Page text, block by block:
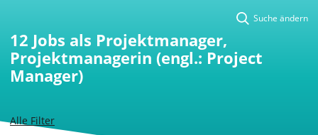
Alle Filter
Suche ändern
12 Jobs als Projektmanager,
Projektmanagerin (engl.: Project
Manager)